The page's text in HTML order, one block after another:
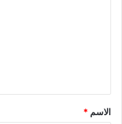
*
الاسم *